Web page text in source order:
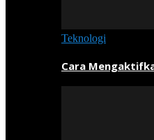
Teknologi
Cara